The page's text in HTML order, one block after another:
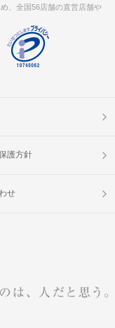
下さい。
場合、2時間以内
加枠の取消、及び
す。
やむを得ず中止
します。
】
の設定を宜しく
）
、全国56店舗の直営店舗や
護方針
せ